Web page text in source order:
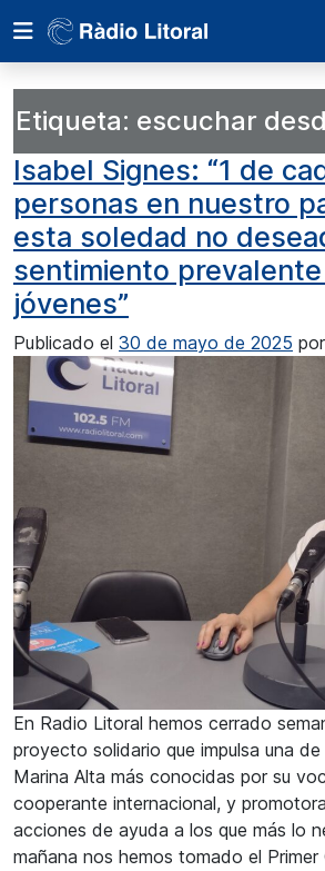
Etiqueta: escuchar
Isabel Signes: “1 de
personas en nuestro
esta soledad no
sentimiento
jóvenes”
Publicado el 30 de mayo de 2025 por
En Radio Litoral hemos cerrado
proyecto solidario que impulsa una
Marina Alta más conocidas por su
cooperante internacional, y
acciones de ayuda a los que más lo
mañana nos hemos tomado el